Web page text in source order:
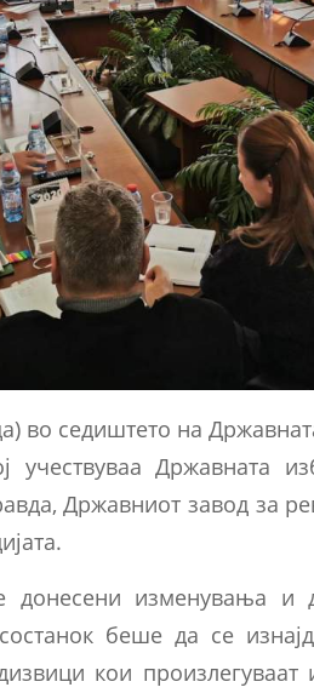
во седиштето на
учествуваa Државната
Државниот завод за
донесени изменувања и
беше да се
кои